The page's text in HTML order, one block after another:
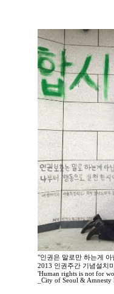
"인권은 말로만 하는게
2013 인권주간 기념설치
'Human rights is not for
_City of Seoul & Amnesty